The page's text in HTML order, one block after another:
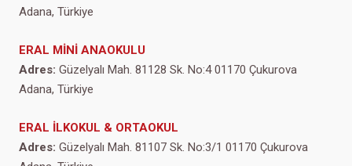
Adana, Türkiye
ERAL MİNİ ANAOKULU
Adres: Güzelyalı Mah. 81128 Sk. No:4 01170 Çukurova
Adana, Türkiye
ERAL İLKOKUL & ORTAOKUL
Adres: Güzelyalı Mah. 81107 Sk. No:3/1 01170 Çukurova